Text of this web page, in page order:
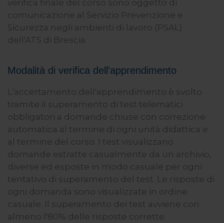
verifica finale del corso sono oggetto di
comunicazione al Servizio Prevenzione e
Sicurezza negli ambienti di lavoro (PSAL)
dell'ATS di Brescia.
Modalità di verifica dell'apprendimento
L'accertamento dell'apprendimento è svolto
tramite il superamento di test telematici
obbligatori a domande chiuse con correzione
automatica al termine di ogni unità didattica e
al termine del corso. I test visualizzano
domande estratte casualmente da un archivio,
diverse ed esposte in modo casuale per ogni
tentativo di superamento del test. Le risposte di
ogni domanda sono visualizzate in ordine
casuale. Il superamento dei test avviene con
almeno l'80% delle risposte corrette.